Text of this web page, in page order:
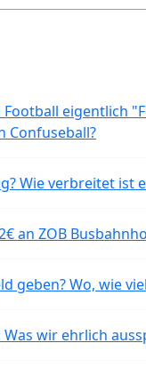
eigentlich
Confuseball?
Wie verbreitet ist
an ZOB
geben? Wo, wie
wir ehrlich